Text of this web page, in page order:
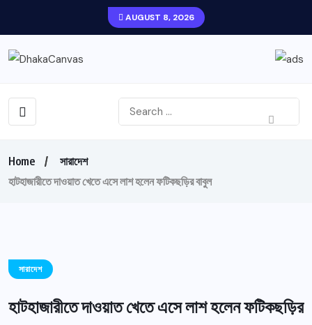
AUGUST 8, 2026
Home
সারাদেশ
হাটহাজারীতে দাওয়াত খেতে এসে লাশ হলেন ফটিকছড়ির বাবুল
সারাদেশ
হাটহাজারীতে দাওয়াত খেতে এসে লাশ হলেন ফটিকছড়ির